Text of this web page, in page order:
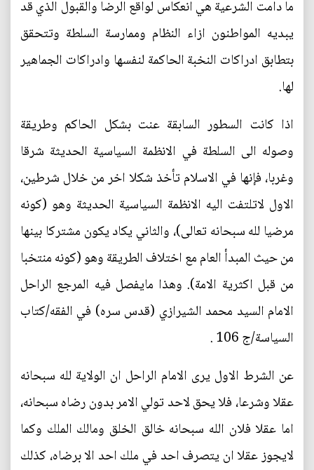
ما دامت الشرعية هي انعكاس لواقع الرضا والقبول الذي قد
يبديه المواطنون ازاء النظام وممارسة السلطة وتتحقق
بتطابق ادراكات النخبة الحاكمة لنفسها وادراكات الجماهير
لها.
اذا كانت السطور السابقة عنت بشكل الحاكم وطريقة
وصوله الى السلطة في الانظمة السياسية الحديثة شرقا
وغربا، فإنها في الاسلام تأخذ شكلا اخر من خلال شرطين،
الاول لاتلتفت اليه الانظمة السياسية الحديثة وهو (كونه
مرضيا لله سبحانه تعالى)، والثاني يكاد يكون مشتركا بينها
من حيث المبدأ العام مع اختلاف الطريقة وهو (كونه منتخبا
من قبل اكثرية الامة). وهذا مايفصل فيه المرجع الراحل
الامام السيد محمد الشيرازي (قدس سره) في الفقه/كتاب
السياسة/ج 106 .
عن الشرط الاول يرى الامام الراحل ان الولاية لله سبحانه
عقلا وشرعا، فلا يحق لاحد تولي الامر بدون رضاه سبحانه،
اما عقلا فلان الله سبحانه خالق الخلق ومالك الملك وكما
لايجوز عقلا ان يتصرف احد في ملك احد الا برضاه، كذلك